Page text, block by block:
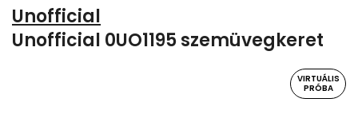
Unofficial
Unofficial 0UO1195 szemüvegkeret
VIRTUÁLIS
PRÓBA